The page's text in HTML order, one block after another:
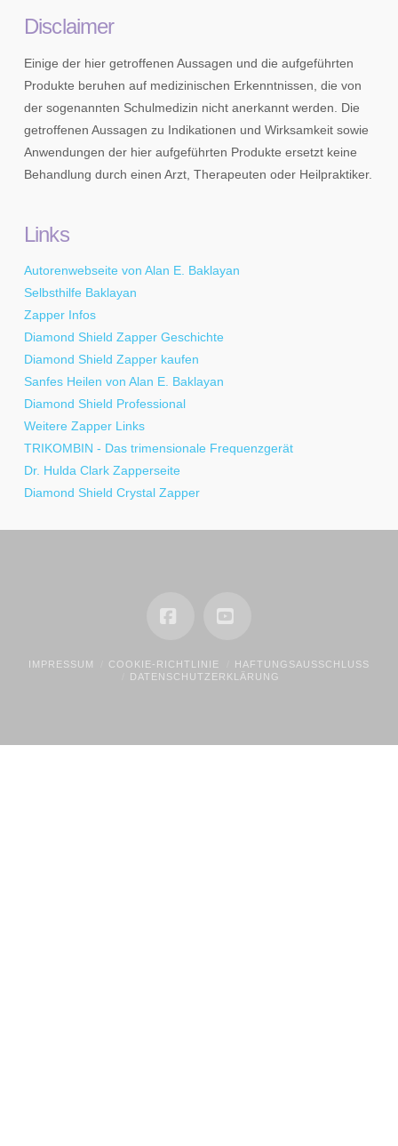
Disclaimer
Einige der hier getroffenen Aussagen und die aufgeführten
Produkte beruhen auf medizinischen Erkenntnissen, die von
der sogenannten Schulmedizin nicht anerkannt werden. Die
getroffenen Aussagen zu Indikationen und Wirksamkeit sowie
Anwendungen der hier aufgeführten Produkte ersetzt keine
Behandlung durch einen Arzt, Therapeuten oder Heilpraktiker.
Links
Autorenwebseite von Alan E. Baklayan
Selbsthilfe Baklayan
Zapper Infos
Diamond Shield Zapper Geschichte
Diamond Shield Zapper kaufen
Sanfes Heilen von Alan E. Baklayan
Diamond Shield Professional
Weitere Zapper Links
TRIKOMBIN - Das trimensionale Frequenzgerät
Dr. Hulda Clark Zapperseite
Diamond Shield Crystal Zapper
FacebookYouTube
IMPRESSUM COOKIE-RICHTLINIE
HAFTUNGSAUSSCHLUSS
DATENSCHUTZERKLÄRUNG